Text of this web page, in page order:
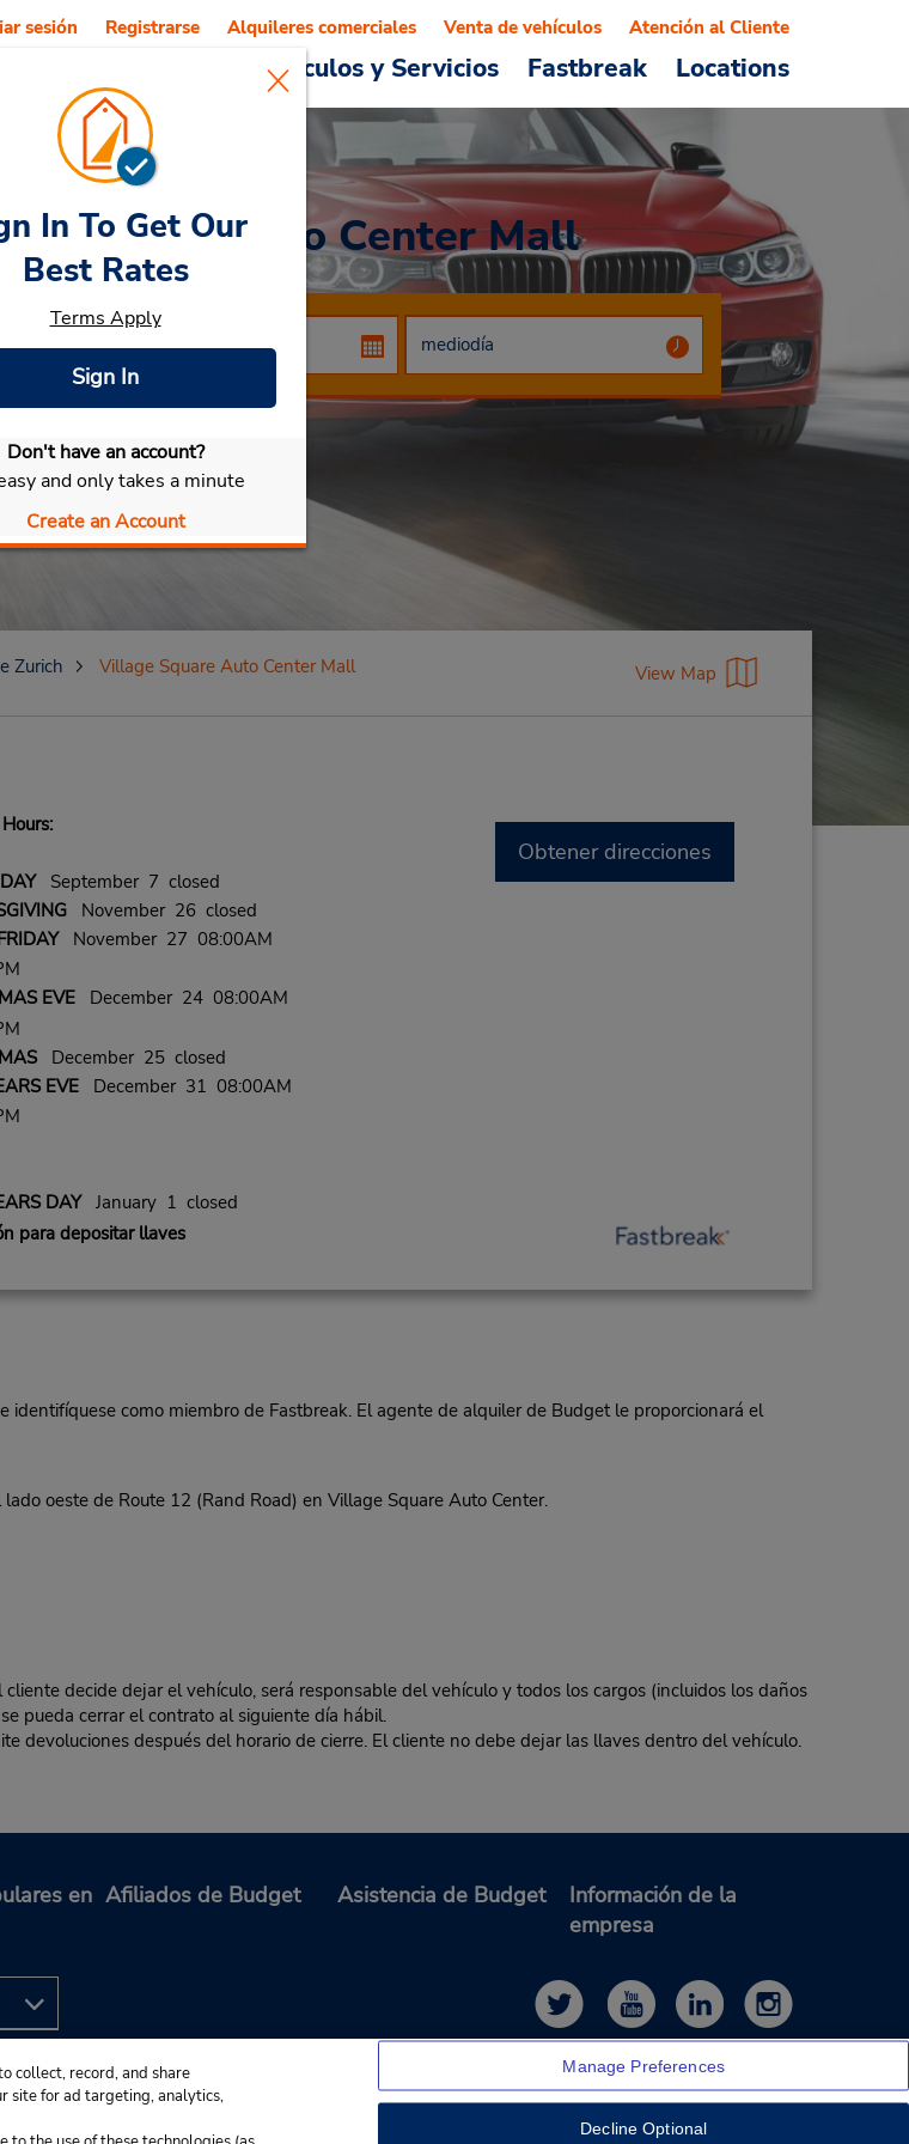
Vehículos y Servicios Fastbreak Locations
sesión Registrarse Alquileres comerciales Venta de vehículos Atención al Cliente
Square Auto Center Mall
Seleccionar mi vehículo
In To Get Our
Best Rates
Terms Apply
Sign In
Don't have an account?
and only takes a minute
Create an Account
Zurich Village Square Auto Center Mall View Map
September 7 closed
November 26 closed
November 27 08:00AM
EVEDecember 24 08:00AM
December 25 closed
EVEDecember 31 08:00AM
DAYJanuary 1 closed
para depositar llaves
Obtener direcciones
como miembro de Fastbreak. El agente de alquiler de Budget le proporcionará el
oeste de Route 12 (Rand Road) en Village Square Auto Center.
decide dejar el vehículo, será responsable del vehículo y todos los cargos (incluidos los daños
pueda cerrar el contrato al siguiente día hábil.
devoluciones después del horario de cierre. El cliente no debe dejar las llaves dentro del vehículo.
en Afiliados de Budget Asistencia de Budget
Información de la
empresa
collect, record, and share
site for ad targeting, analytics,
Manage Preferences
Decline Optional